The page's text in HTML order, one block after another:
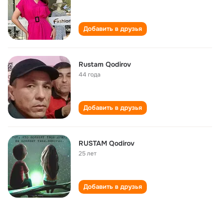
Добавить в друзья
Rustam Qodirov
44 года
Добавить в друзья
RUSTAM Qodirov
25 лет
Добавить в друзья